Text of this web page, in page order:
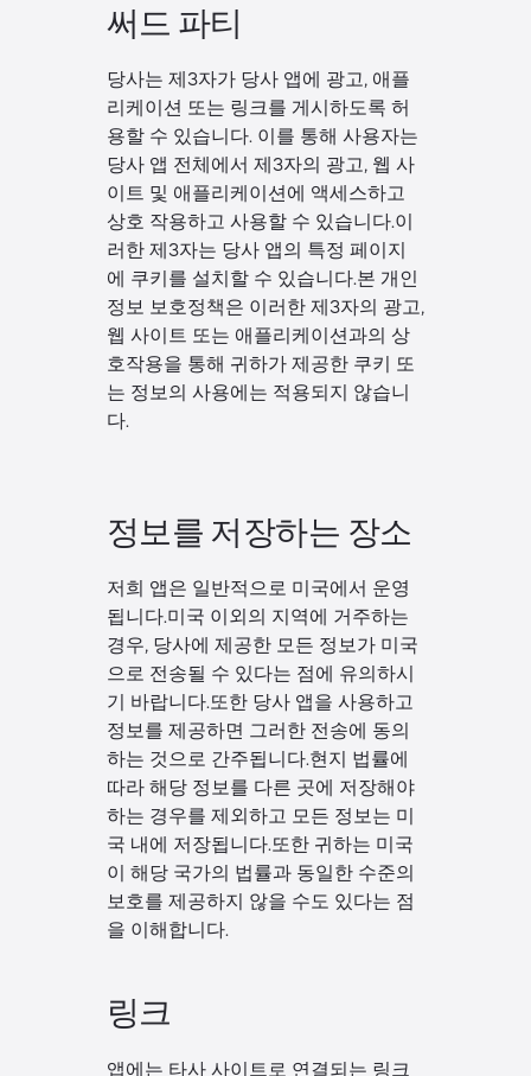
써드 파티
당사는 제3자가 당사 앱에 광고, 애플
리케이션 또는 링크를 게시하도록 허
용할 수 있습니다. 이를 통해 사용자는
당사 앱 전체에서 제3자의 광고, 웹 사
이트 및 애플리케이션에 액세스하고
상호 작용하고 사용할 수 있습니다.이
러한 제3자는 당사 앱의 특정 페이지
에 쿠키를 설치할 수 있습니다.본 개인
정보 보호정책은 이러한 제3자의 광고,
웹 사이트 또는 애플리케이션과의 상
호작용을 통해 귀하가 제공한 쿠키 또
는 정보의 사용에는 적용되지 않습니
다.
정보를 저장하는 장소
저희 앱은 일반적으로 미국에서 운영
됩니다.미국 이외의 지역에 거주하는
경우, 당사에 제공한 모든 정보가 미국
으로 전송될 수 있다는 점에 유의하시
기 바랍니다.또한 당사 앱을 사용하고
정보를 제공하면 그러한 전송에 동의
하는 것으로 간주됩니다.현지 법률에
따라 해당 정보를 다른 곳에 저장해야
하는 경우를 제외하고 모든 정보는 미
국 내에 저장됩니다.또한 귀하는 미국
이 해당 국가의 법률과 동일한 수준의
보호를 제공하지 않을 수도 있다는 점
을 이해합니다.
링크
앱에는 타사 사이트로 연결되는 링크